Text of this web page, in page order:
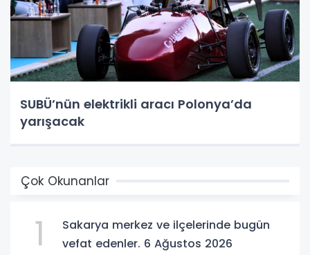
SUBÜ’nün elektrikli aracı Polonya’da
yarışacak
Çok Okunanlar
1
Sakarya merkez ve ilçelerinde bugün
vefat edenler. 6 Ağustos 2026